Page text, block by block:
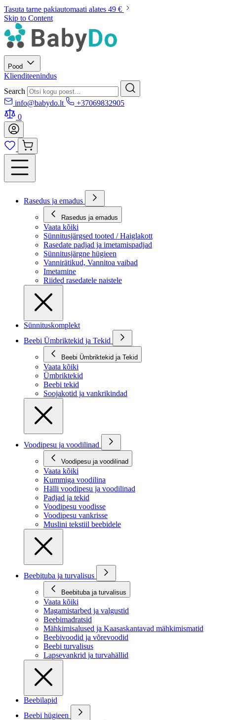
Tasuta tarne pakiautomaati alates 49 €
Skip to Content
Pood
Klienditeenindus
Search
info@babydo.lt
+37069832905
0
Rasedus ja emadus
Rasedus ja emadus
Vaata kõiki
Sünnitusjärgsed tooted / Haiglakott
Rasedate padjad ja imetamispadjad
Sünnitusjärgne hügieen
Vannirätikud, Vannitoa vaibad
Imetamine
Riided rasedatele naistele
Sünnituskomplekt
Beebi Ümbriktekid ja Tekid
Beebi Ümbriktekid ja Tekid
Vaata kõiki
Ümbriktekid
Beebi tekid
Soojakotid ja vankrikindad
Voodipesu ja voodilinad
Voodipesu ja voodilinad
Vaata kõiki
Kummiga voodilina
Hälli voodipesu ja voodilinad
Padjad ja tekid
Voodipesu voodisse
Voodipesu vankrisse
Muslini tekstiil beebidele
Beebituba ja turvalisus
Beebituba ja turvalisus
Vaata kõiki
Magamistarbed ja valgustid
Beebimadratsid
Mähkimisalused ja Kaasaskantavad mähkimismatid
Beebivoodid ja võrevoodid
Beebi turvalisus
Lapsevankrid ja turvahällid
Beebilapid
Beebi hügieen